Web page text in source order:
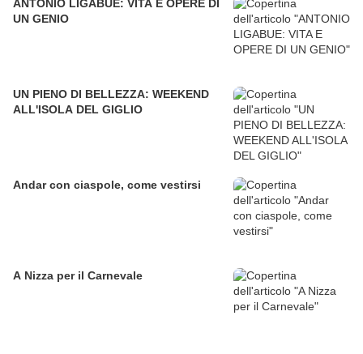
ANTONIO LIGABUE: VITA E OPERE DI
UN GENIO
UN PIENO DI BELLEZZA: WEEKEND
ALL'ISOLA DEL GIGLIO
Andar con ciaspole, come vestirsi
A Nizza per il Carnevale